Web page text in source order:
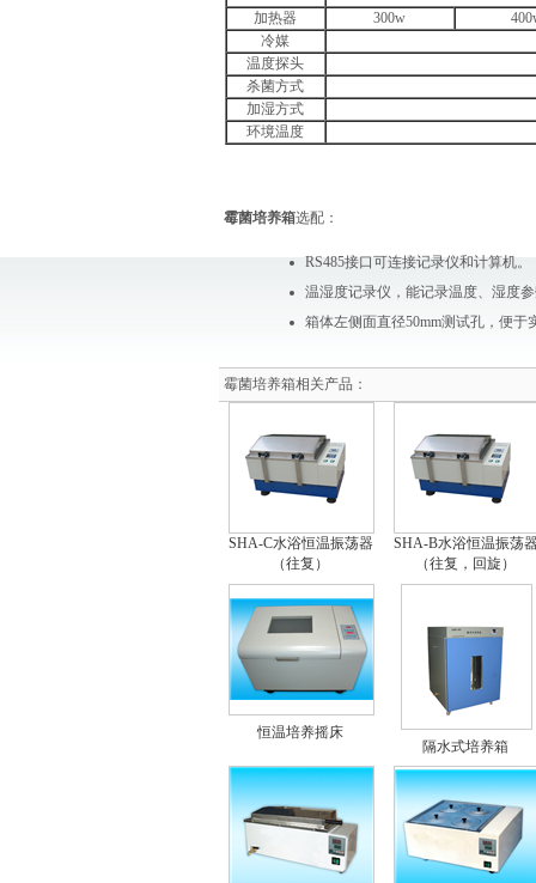
加热器 300w
冷媒
温度探头
杀菌方式
加湿方式
环境温度
霉菌培养箱选配：
RS485接口可连接记录仪和计算机。
温湿度记录仪，能记录温度、湿度
箱体左侧面直径50mm测试孔，便于
霉菌培养箱相关产品：
SHA-C水浴恒温振荡器
（往复）
SHA-B水浴恒温振荡
（往复，回旋）
恒温培养摇床
隔水式培养箱